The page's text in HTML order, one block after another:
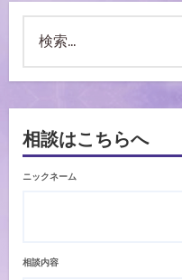
相談はこちらへ
ニックネーム
相談内容